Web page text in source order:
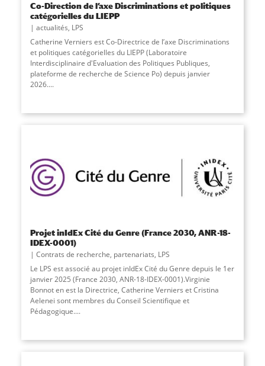
Co-Direction de l’axe Discriminations et politiques
catégorielles du LIEPP
actualités, LPS
Catherine Verniers est Co-Directrice de l’axe Discriminations
et politiques catégorielles du LIEPP (Laboratoire
Interdisciplinaire d'Evaluation des Politiques Publiques,
plateforme de recherche de Science Po) depuis janvier
2026....
Projet inIdEx Cité du Genre (France 2030, ANR-18-
IDEX-0001)
Contrats de recherche, partenariats, LPS
Le LPS est associé au projet inIdEx Cité du Genre depuis le 1er
janvier 2025 (France 2030, ANR-18-IDEX-0001).Virginie
Bonnot en est la Directrice, Catherine Verniers et Cristina
Aelenei sont membres du Conseil Scientifique et
Pédagogique....